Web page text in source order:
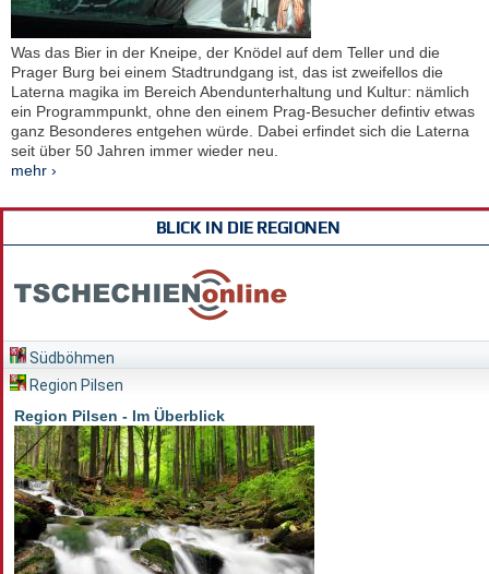
Was das Bier in der Kneipe, der Knödel auf dem Teller und die
Prager Burg bei einem Stadtrundgang ist, das ist zweifellos die
Laterna magika im Bereich Abendunterhaltung und Kultur: nämlich
ein Programmpunkt, ohne den einem Prag-Besucher defintiv etwas
ganz Besonderes entgehen würde. Dabei erfindet sich die Laterna
seit über 50 Jahren immer wieder neu.
mehr ›
BLICK IN DIE REGIONEN
Südböhmen
Region Pilsen
Region Pilsen - Im Überblick